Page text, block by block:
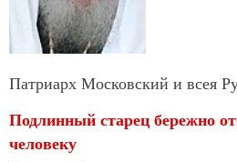
Патриарх Московский и всея
Подлинный старец бережно
человеку